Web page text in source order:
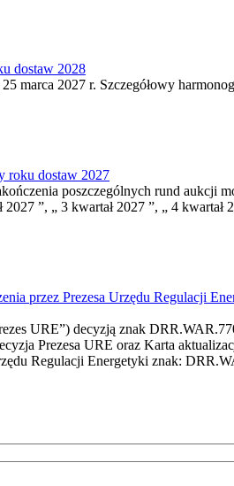
dostaw 2028
marca 2027 r. Szczegółowy
roku dostaw 2027
poszczególnych rund aukcji
”, „ 3 kwartał 2027 ”, „ 4
przez Prezesa Urzędu Regulacji
URE”) decyzją znak
Prezesa URE oraz Karta
Regulacji Energetyki znak: